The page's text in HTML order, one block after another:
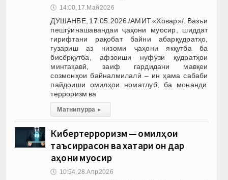
🕔 14:00, 17.Май 2026
ДУШАНБЕ, 17.05.2026 /АМИТ «Ховар»/. Вазъи
пешгӯинашавандаи ҷаҳони муосир, шиддат
гирифтани рақобат байни абарқудратҳо,
гузариш аз низоми ҷаҳони якқутба ба
бисёрқутба, афзоиши нуфузи қудратҳои
минтақавӣ, заиф гардидани мавқеи
созмонҳои байналмилалӣ – ин ҳама сабаби
пайдоиши омилҳои номатлуб, ба монанди
терроризм ва
Матни пурра ▸
Кибертерроризм — омилҳои
таъсиррасон ва хатари он дар
ҷаҳони муосир
🕔 10:54, 28.Апр 2026